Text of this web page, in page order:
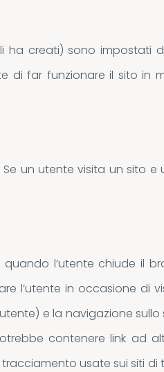
ha creati) sono impostati
di far funzionare il sito in
un utente visita un sito e
l’utente chiude il
l’utente in occasione di
e la navigazione sullo
contenere link ad
usate sui siti di